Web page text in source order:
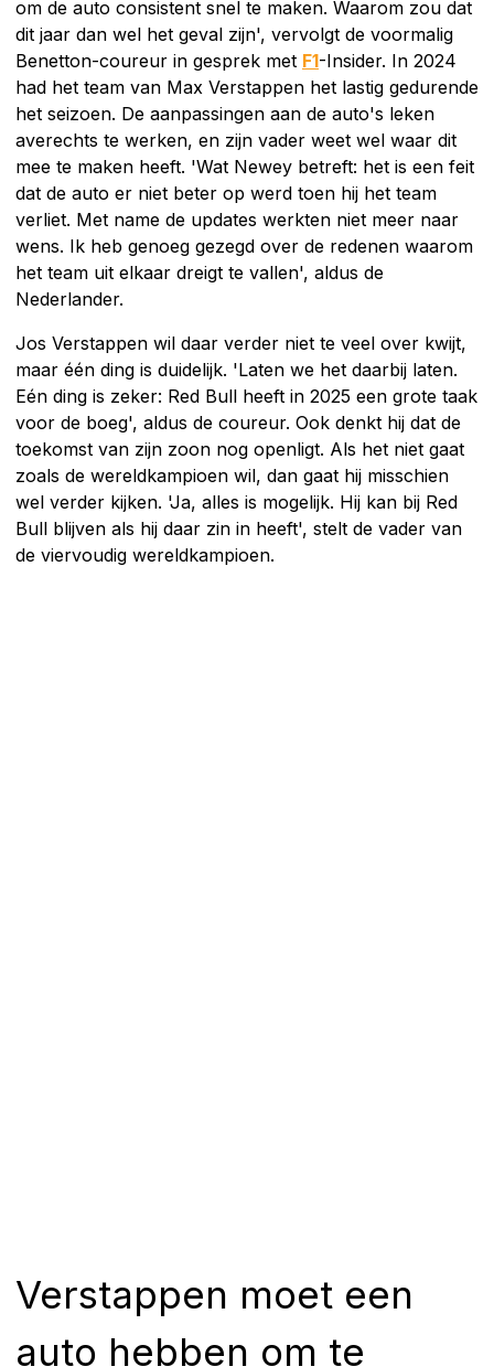
om de auto consistent snel te maken. Waarom zou dat
dit jaar dan wel het geval zijn', vervolgt de voormalig
Benetton-coureur in gesprek met F1-Insider. In 2024
had het team van Max Verstappen het lastig gedurende
het seizoen. De aanpassingen aan de auto's leken
averechts te werken, en zijn vader weet wel waar dit
mee te maken heeft. 'Wat Newey betreft: het is een feit
dat de auto er niet beter op werd toen hij het team
verliet. Met name de updates werkten niet meer naar
wens. Ik heb genoeg gezegd over de redenen waarom
het team uit elkaar dreigt te vallen', aldus de
Nederlander.
Jos Verstappen wil daar verder niet te veel over kwijt,
maar één ding is duidelijk. 'Laten we het daarbij laten.
Eén ding is zeker: Red Bull heeft in 2025 een grote taak
voor de boeg', aldus de coureur. Ook denkt hij dat de
toekomst van zijn zoon nog openligt. Als het niet gaat
zoals de wereldkampioen wil, dan gaat hij misschien
wel verder kijken. 'Ja, alles is mogelijk. Hij kan bij Red
Bull blijven als hij daar zin in heeft', stelt de vader van
de viervoudig wereldkampioen.
Verstappen moet een
auto hebben om te